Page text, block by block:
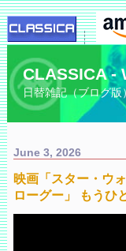
CLASSICA -
日替雑記（ブログ版
June 3, 2026
映画「スター・ウ
ローグー」 もうひ